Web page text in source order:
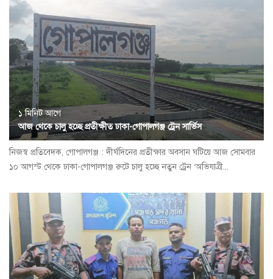
১ মিনিট আগে
আজ থেকে চালু হচ্ছে প্রতীক্ষীত ঢাকা-গোপালগঞ্জ ট্রেন সার্ভিস
নিজস্ব প্রতিবেদক, গোপালগঞ্জ : দীর্ঘদিনের প্রতীক্ষার অবসান ঘটিয়ে আজ সোমবার
১০ আগস্ট থেকে ঢাকা-গোপালগঞ্জ রুটে চালু হচ্ছে নতুন ট্রেন ‘অভিযাত্রী...